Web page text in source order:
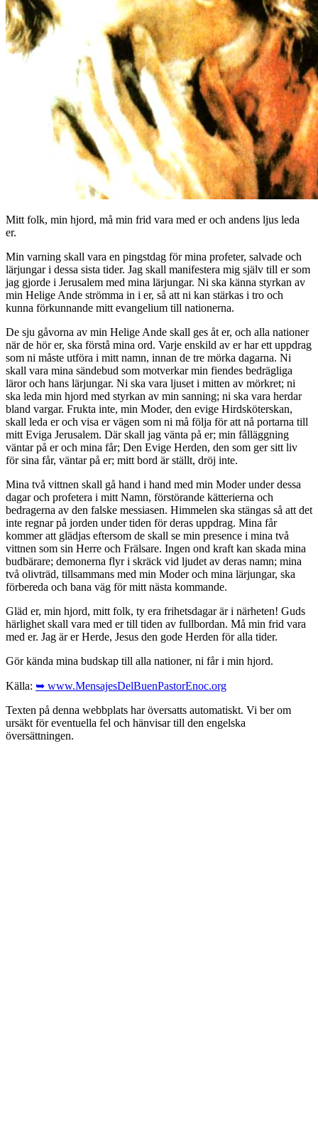
Mitt folk, min hjord, må min frid vara med er och andens ljus leda
er.
Min varning skall vara en pingstdag för mina profeter, salvade och
lärjungar i dessa sista tider. Jag skall manifestera mig själv till er som
jag gjorde i Jerusalem med mina lärjungar. Ni ska känna styrkan av
min Helige Ande strömma in i er, så att ni kan stärkas i tro och
kunna förkunnande mitt evangelium till nationerna.
De sju gåvorna av min Helige Ande skall ges åt er, och alla nationer
när de hör er, ska förstå mina ord. Varje enskild av er har ett uppdrag
som ni måste utföra i mitt namn, innan de tre mörka dagarna. Ni
skall vara mina sändebud som motverkar min fiendes bedrägliga
läror och hans lärjungar. Ni ska vara ljuset i mitten av mörkret; ni
ska leda min hjord med styrkan av min sanning; ni ska vara herdar
bland vargar. Frukta inte, min Moder, den evige Hirdsköterskan,
skall leda er och visa er vägen som ni må följa för att nå portarna till
mitt Eviga Jerusalem. Där skall jag vänta på er; min fålläggning
väntar på er och mina får; Den Evige Herden, den som ger sitt liv
för sina får, väntar på er; mitt bord är ställt, dröj inte.
Mina två vittnen skall gå hand i hand med min Moder under dessa
dagar och profetera i mitt Namn, förstörande kätterierna och
bedragerna av den falske messiasen. Himmelen ska stängas så att det
inte regnar på jorden under tiden för deras uppdrag. Mina får
kommer att glädjas eftersom de skall se min presence i mina två
vittnen som sin Herre och Frälsare. Ingen ond kraft kan skada mina
budbärare; demonerna flyr i skräck vid ljudet av deras namn; mina
två olivträd, tillsammans med min Moder och mina lärjungar, ska
förbereda och bana väg för mitt nästa kommande.
Gläd er, min hjord, mitt folk, ty era frihetsdagar är i närheten! Guds
härlighet skall vara med er till tiden av fullbordan. Må min frid vara
med er. Jag är er Herde, Jesus den gode Herden för alla tider.
Gör kända mina budskap till alla nationer, ni får i min hjord.
Källa: ➥ www.MensajesDelBuenPastorEnoc.org
Texten på denna webbplats har översatts automatiskt. Vi ber om
ursäkt för eventuella fel och hänvisar till den engelska
översättningen.